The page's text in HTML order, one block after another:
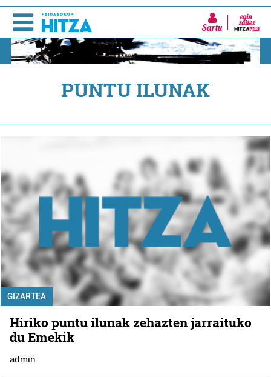
Sartu
PUNTU ILUNAK
GIZARTEA
Hiriko puntu ilunak zehazten jarraituko
du Emekik
admin